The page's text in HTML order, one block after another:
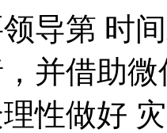
导第 时
并借助
性做好